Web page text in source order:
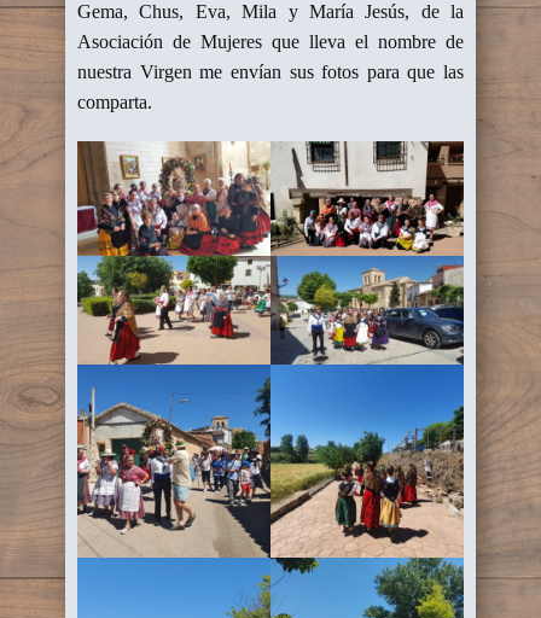
Gema, Chus, Eva, Mila y María Jesús, de la
Asociación de Mujeres que lleva el nombre de
nuestra Virgen me envían sus fotos para que las
comparta.